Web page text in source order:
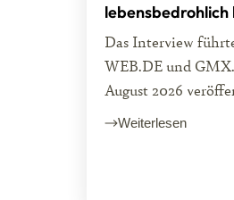
lebensbedrohlich
Das Interview
WEB.DE und
August 2026
Weiterlesen